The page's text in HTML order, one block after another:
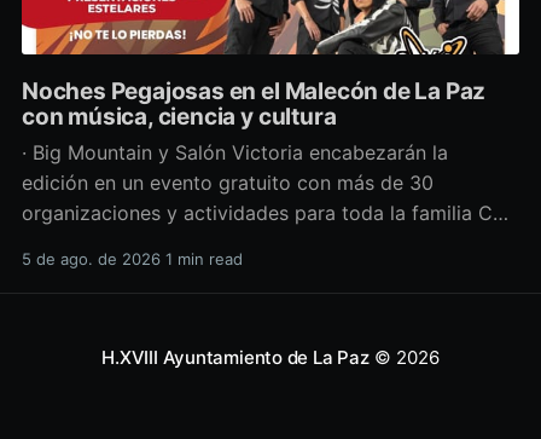
Noches Pegajosas en el Malecón de La Paz
con música, ciencia y cultura
· Big Mountain y Salón Victoria encabezarán la
edición en un evento gratuito con más de 30
organizaciones y actividades para toda la familia Con
divulgación científica y actividades culturales
5 de ago. de 2026 1 min read
H.XVIII Ayuntamiento de La Paz© 2026